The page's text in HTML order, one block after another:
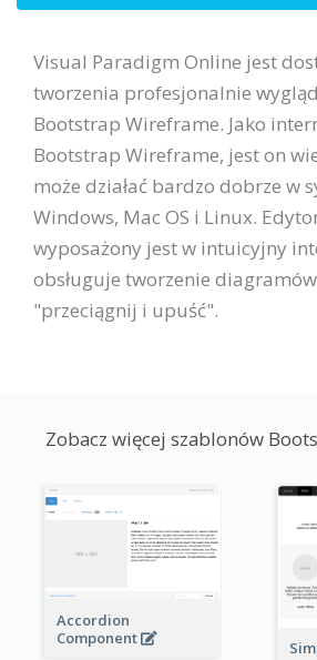
Visual Paradigm Online jest
tworzenia profesjonalnie
Bootstrap Wireframe. Jako
Bootstrap Wireframe, jest on
może działać bardzo dobrze w
Windows, Mac OS i Linux.
wyposażony jest w intuicyjny
obsługuje tworzenie
"przeciągnij i upuść".
Zobacz więcej szablonów
Accordion
Component